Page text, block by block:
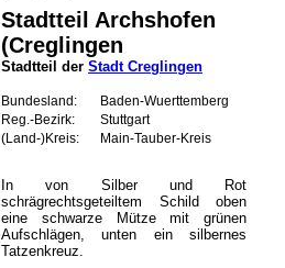
Stadtteil Archshofen
(Creglingen
Stadtteil der Stadt Creglingen
Bundesland:
Baden-Wuerttemberg
Reg.-Bezirk:
Stuttgart
(Land-)Kreis:
Main-Tauber-Kreis
In von Silber und Rot
schrägrechtsgeteiltem Schild oben
eine schwarze Mütze mit grünen
Aufschlägen, unten ein silbernes
Tatzenkreuz.